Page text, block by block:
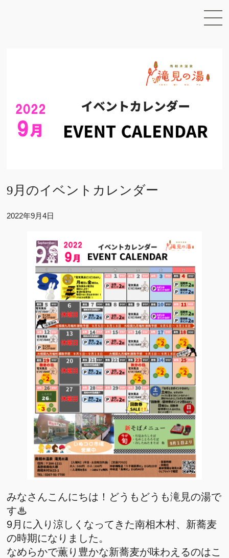
9月のイベントカレンダー
2022年9月4日
みなさんこんにちは！どうもどうも滝見の湯で
す♨
9月に入り涼しくなってきた南相木村、新蕎麦
の時期になりました。
なめらかで薫り豊かな新蕎麦が味わえるのはこ